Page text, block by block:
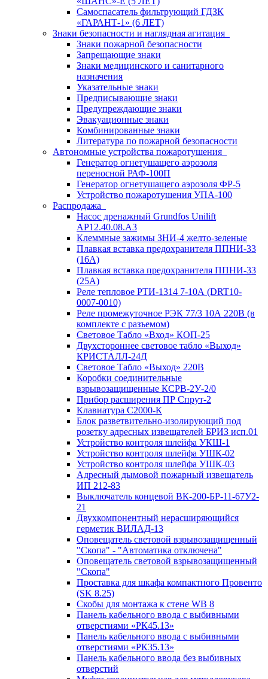
Самоспасатель фильтрующий ГДЗК
«ГАРАНТ-1» (6 ЛЕТ)
Знаки безопасности и наглядная агитация
Знаки пожарной безопасности
Запрещающие знаки
Знаки медицинского и санитарного
назначения
Указательные знаки
Предписывающие знаки
Предупреждающие знаки
Эвакуационные знаки
Комбинированные знаки
Литература по пожарной безопасности
Автономные устройства пожаротушения
Генератор огнетушащего аэрозоля
переносной РАФ-100П
Генератор огнетушащего аэрозоля ФР-5
Устройство пожаротушения УПА-100
Распродажа
Насос дренажный Grundfos Unilift
АP12.40.08.A3
Клеммные зажимы ЗНИ-4 желто-зеленые
Плавкая вставка предохранителя ППНИ-33
(16А)
Плавкая вставка предохранителя ППНИ-33
(25А)
Реле тепловое РТИ-1314 7-10А (DRT10-
0007-0010)
Реле промежуточное РЭК 77/3 10А 220В (в
комплекте с разъемом)
Световое Табло «Вход» КОП-25
Двухстороннее световое табло «Выход»
КРИСТАЛЛ-24Д
Световое Табло «Выход» 220В
Коробки соединительные
взрывозащищенные КСРВ-2У-2/0
Прибор расширения ПР Спрут-2
Клавиатура С2000-К
Блок разветвительно-изолирующий под
розетку адресных извещателей БРИЗ исп.01
Устройство контроля шлейфа УКШ-1
Устройство контроля шлейфа УШК-02
Устройство контроля шлейфа УШК-03
Адресный дымовой пожарный извещатель
ИП 212-83
Выключатель концевой ВК-200-БР-11-67У2-
21
Двухкомпонентный нерасширяющийся
герметик ВИЛАД-13
Оповещатель световой взрывозащищенный
"Скопа" - "Автоматика отключена"
Оповещатель световой взрывозащищенный
"Скопа"
Проставка для шкафа компактного Провенто
(SK 8.25)
Скобы для монтажа к стене WB 8
Панель кабельного ввода с выбивными
отверстиями «РК45.13»
Панель кабельного ввода с выбивными
отверстиями «РК35.13»
Панель кабельного ввода без выбивных
отверстий